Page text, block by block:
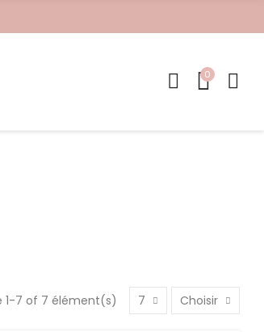
0
1-7 of 7 élément(s) 7 Choisir